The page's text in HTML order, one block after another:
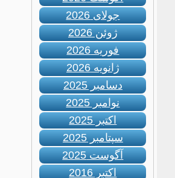
جولای 2026
ژوئن 2026
فوریه 2026
ژانویه 2026
دسامبر 2025
نوامبر 2025
اکتبر 2025
سپتامبر 2025
آگوست 2025
اکتبر 2016